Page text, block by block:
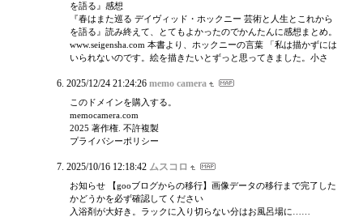
を語る』感想
『春はまた巡る デイヴィッド・ホックニー 芸術と人生とこれから
を語る』読み終えて、とてもよかったのでかんたんに感想まとめ。
www.seigensha.com 本書より、ホックニーの言葉 「私は描かずには
いられないのです。絵を描きたいとずっと思ってきました。小さ
2025/12/24 21:24:26 memo camera
このドメインを購入する。
memocamera.com
2025 著作権. 不許複製
プライバシーポリシー
2025/10/16 12:18:42 ムスコロ
お知らせ 【gooブログからの移行】画像データの移行まで完了した
かどうかを必ず確認してください
入浴剤が大好き。ラックに入り切らない分はお風呂場に……